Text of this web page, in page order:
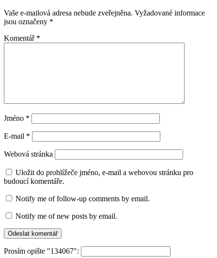
Vaše e-mailová adresa nebude zveřejněna. Vyžadované informace
jsou označeny *
Komentář *
Jméno *
E-mail *
Webová stránka
Uložit do prohlížeče jméno, e-mail a webovou stránku pro
budoucí komentáře.
Notify me of follow-up comments by email.
Notify me of new posts by email.
Prosím opište "134067":